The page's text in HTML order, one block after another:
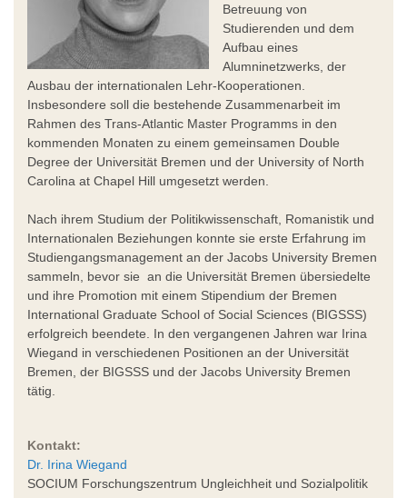
Betreuung von
Studierenden und dem
Aufbau eines
Alumninetzwerks, der
Ausbau der internationalen Lehr-Kooperationen.
Insbesondere soll die bestehende Zusammenarbeit im
Rahmen des Trans-Atlantic Master Programms in den
kommenden Monaten zu einem gemeinsamen Double
Degree der Universität Bremen und der University of North
Carolina at Chapel Hill umgesetzt werden.
Nach ihrem Studium der Politikwissenschaft, Romanistik und
Internationalen Beziehungen konnte sie erste Erfahrung im
Studiengangsmanagement an der Jacobs University Bremen
sammeln, bevor sie an die Universität Bremen übersiedelte
und ihre Promotion mit einem Stipendium der Bremen
International Graduate School of Social Sciences (BIGSSS)
erfolgreich beendete. In den vergangenen Jahren war Irina
Wiegand in verschiedenen Positionen an der Universität
Bremen, der BIGSSS und der Jacobs University Bremen
tätig.
Kontakt:
Dr. Irina Wiegand
SOCIUM Forschungszentrum Ungleichheit und Sozialpolitik